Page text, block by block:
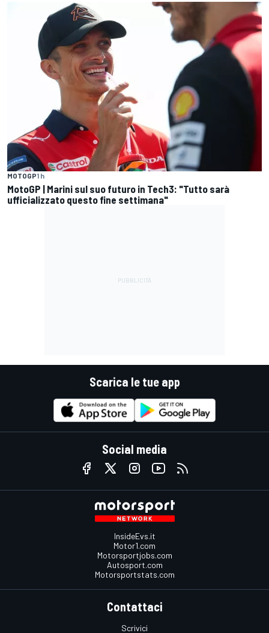
MOTOGP1 h
MotoGP | Marini sul suo futuro in Tech3: "Tutto sarà
ufficializzato questo fine settimana"
Scarica le tue app
Social media
InsideEvs.it
Motor1.com
Motorsportjobs.com
Autosport.com
Motorsportstats.com
Contattaci
Scrivici